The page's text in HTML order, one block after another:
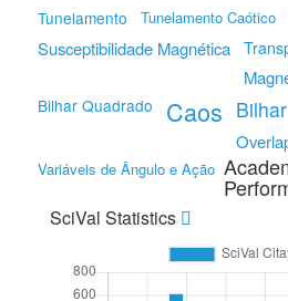
Tunelamento
Tunelamento Caótico
Susceptibilidade Magnética
Bilhar Quadrado Caos
Variáveis de Ângulo e Ação
SciVal Statistics